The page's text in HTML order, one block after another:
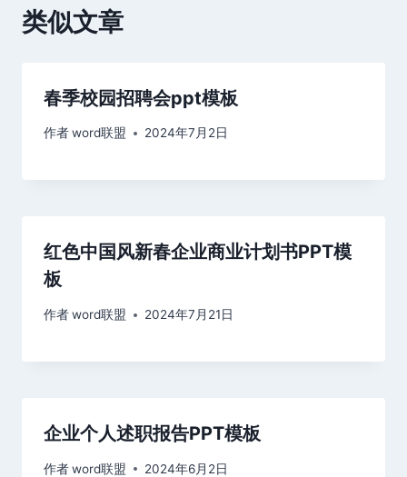
类似文章
春季校园招聘会ppt模板
作者word联盟 2024年7月2日
红色中国风新春企业商业计划书PPT模
板
作者word联盟 2024年7月21日
企业个人述职报告PPT模板
作者word联盟 2024年6月2日